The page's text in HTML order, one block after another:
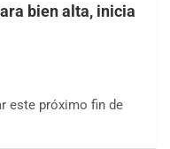
bien alta, inicia
este próximo fin de